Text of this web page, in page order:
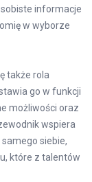
informacje
w wyborze
także rola
go w funkcji
możliwości oraz
wspiera
siebie,
które z talentów